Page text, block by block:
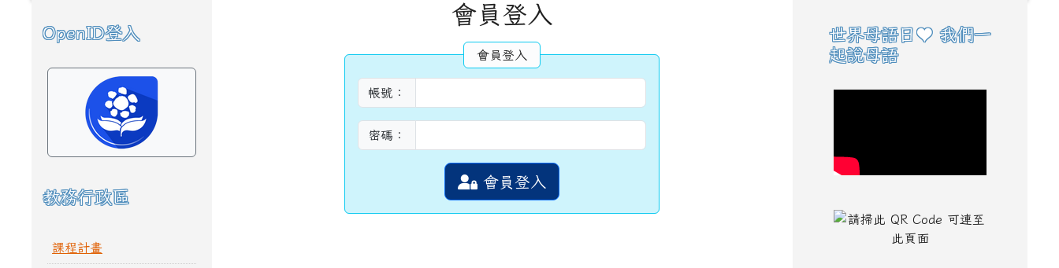
左邊區域內容
OpenID登入
教務行政區
課程計畫
會員登入
會員登入
帳號：
密碼：
會員登入
右邊區域內容
世界母語日♥ 我們一
起說母語